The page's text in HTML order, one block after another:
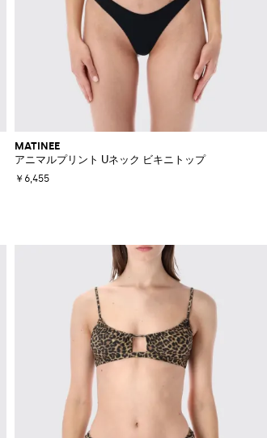
MATINEE
アニマルプリント Uネック ビキニトップ
￥6,455